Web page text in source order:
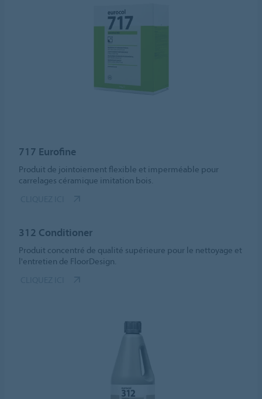
717 Eurofine
Produit de jointoiement flexible et imperméable pour
carrelages céramique imitation bois.
312 Conditioner
Produit concentré de qualité supérieure pour le nettoyage et
l'entretien de FloorDesign.